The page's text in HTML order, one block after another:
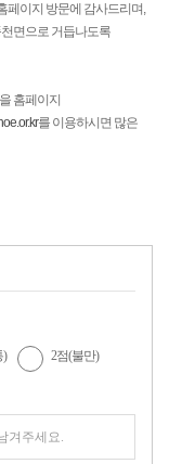
페이지 방문에 감사드리며,
면으로 거듭나도록
홈페이지
를 이용하시면 많은
) 2점(불만)